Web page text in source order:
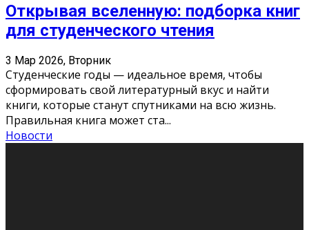
Открывая вселенную: подборка книг
для студенческого чтения
3 Мар 2026, Вторник
Студенческие годы — идеальное время, чтобы
сформировать свой литературный вкус и найти
книги, которые станут спутниками на всю жизнь.
Правильная книга может ста...
Новости